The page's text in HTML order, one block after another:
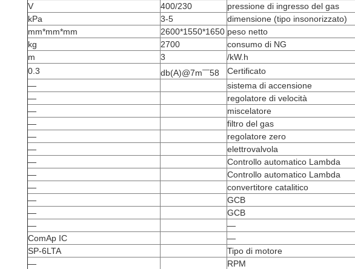
V
400/230
pressione di ingresso del gas
kPa
3-5
dimensione (tipo insonorizzato)
mm*mm*mm
2600*1550*1650 peso netto
kg
2700
consumo di NG
m
3
/kW.h
0.3
db(A)@7m—58
Certificato
—
sistema di accensione
—
regolatore di velocità
—
miscelatore
—
filtro del gas
—
regolatore zero
—
elettrovalvola
—
Controllo automatico Lambda
—
Controllo automatico Lambda
—
convertitore catalitico
—
GCB
—
GCB
—
—
ComAp IC
—
SP-6LTA
Tipo di motore
—
RPM